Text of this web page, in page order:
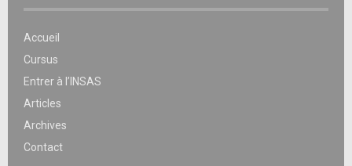
Accueil
Cursus
Entrer à l’INSAS
Articles
Archives
Contact